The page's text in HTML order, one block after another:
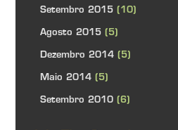
Setembro 2015(10)
Agosto 2015(5)
Dezembro 2014(5)
Maio 2014(5)
Setembro 2010(6)